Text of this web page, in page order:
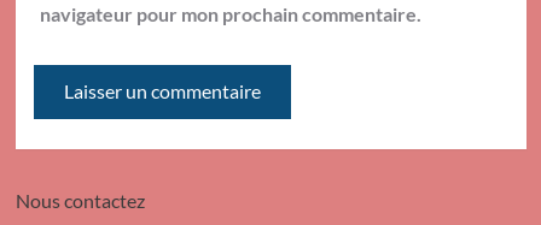
navigateur pour mon prochain commentaire.
Nous contactez